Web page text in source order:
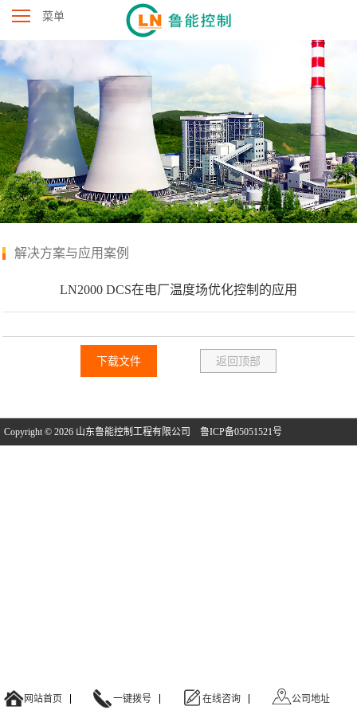
菜单
解决方案与应用案例
LN2000 DCS在电厂温度场优化控制的应用
下载文件 返回顶部
Copyright © 2026 山东鲁能控制工程有限公司 鲁ICP备05051521号
网站首页 一键拨号 在线咨询 公司地址